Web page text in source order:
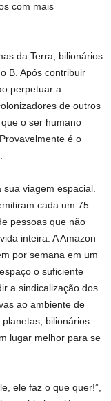
com mais
da Terra, bilionários
B. Após contribuir
perpetuar a
de outros
o ser humano
é o
viagem espacial.
cada um 75
pessoas que não
inteira. A Amazon
por semana em um
o suficiente
a sindicalização dos
ao ambiente de
bilionários
lugar melhor para se
ele faz o que quer!”,